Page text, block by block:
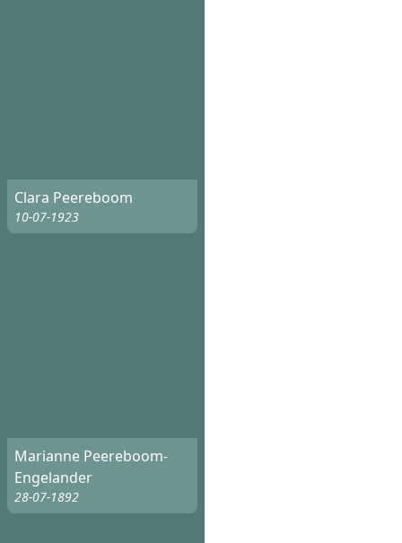
Clara Peereboom
10-07-1923
Marianne Peereboom-
Engelander
28-07-1892